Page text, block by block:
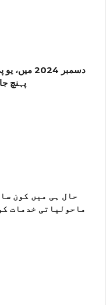
دسمبر
پہنچ جائیں گے، 8
حال ہی میں کون
ماحولیاتی خدمات